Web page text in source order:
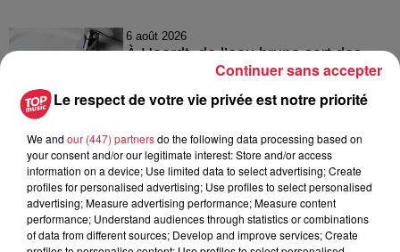
6 août 2026
À Hoerdt, de l’eau brune sort des
6 août 2026
Tags antisémites à Strasbourg :
Catherine Trautmann réagit
Le respect de votre vie privée est notre priorité
We and our (447) partnersdo the following data processing based on
your consent and/or our legitimate interest: Store and/or access
information on a device; Use limited data to select advertising; Create
profiles for personalised advertising; Use profiles to select personalised
advertising; Measure advertising performance; Measure content
performance; Understand audiences through statistics or combinations
of data from different sources; Develop and improve services; Create
Continuer sans accepter